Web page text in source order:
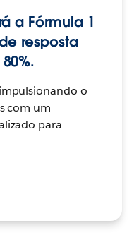
a Fórmula 1
resposta
o
com um
para